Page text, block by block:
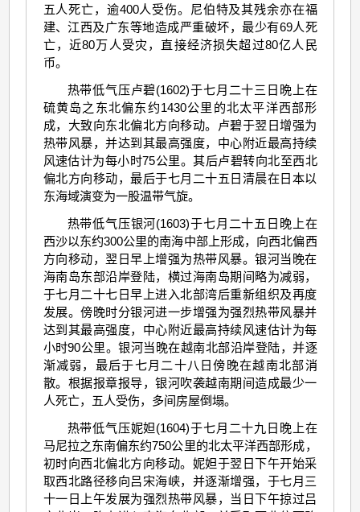
五人死亡，逾400人受伤。尼伯特及其残余亦在福
建、江西及广东等地造成严重破坏，最少有69人死
亡，近80万人受灾，直接经济损失超过80亿人民
币。
热带低气压卢碧(1602)于七月二十三日晩上在
硫黄岛之东北偏东约1430公里的北太平洋西部形
成，大致向东北偏北方向移动。卢碧于翌日增强为
热带风暴，并达到其最高强度，中心附近最高持续
风速估计为每小时75公里。其后卢碧转向北至西北
偏北方向移动，最后于七月二十五日清晨在日本以
东海域演变为一股温带气旋。
热带低气压银河(1603)于七月二十五日晚上在
西沙以东约300公里的南海中部上形成，向西北偏西
方向移动，翌日早上增强为热带风暴。银河当晚在
海南岛东部沿岸登陆，横过海南岛期间略为减弱，
于七月二十七日早上进入北部湾后重新组织及再度
发展。傍晚时分银河进一步增强为强烈热带风暴并
达到其最高强度，中心附近最高持续风速估计为每
小时90公里。银河当晚在越南北部沿岸登陆，并逐
渐减弱，最后于七月二十八日傍晚在越南北部消
散。根据报章报导，银河吹袭越南期间造成最少一
人死亡，五人受伤，多间房屋倒塌。
热带低气压妮妲(1604)于七月二十九日晚上在
马尼拉之东南偏东约750公里的北太平洋西部形成，
初时向西北偏北方向移动。妮妲于翌日下午开始采
取西北路径移向吕宋海峡，并逐渐增强，于七月三
十一日上午发展为强烈热带风暴，当日下午掠过吕